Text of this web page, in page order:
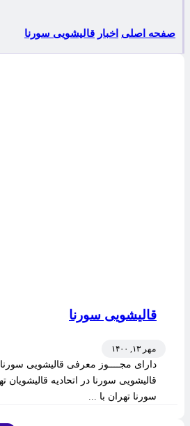
صفحه اصلی اخبار قاليشويی سورنا
قالیشویی سورنا
مهر ۱۳, ۱۴۰۰
دارای مجــــوز معرفی قالیشویی
قالیشویی سورنا در اتحادیه قالیشویان
سورنا تهران با ...